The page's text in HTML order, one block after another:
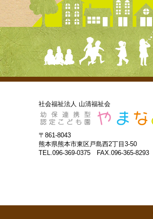
社会福祉法人 山清福祉会
〒861-8043
熊本県熊本市東区戸島西2丁目3-50
TEL.096-369-0375 FAX.096-365-8293